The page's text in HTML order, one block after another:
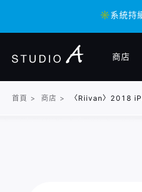
✳️系統持
✳️系統持
商店
首頁 > 商店 > 〈Riivan〉2018